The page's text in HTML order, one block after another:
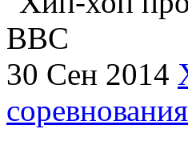
30 Сен 2014